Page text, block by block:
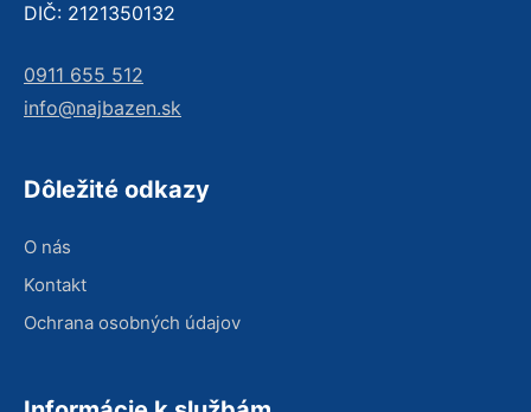
DIČ: 2121350132
0911 655 512
info@najbazen.sk
Dôležité odkazy
O nás
Kontakt
Ochrana osobných údajov